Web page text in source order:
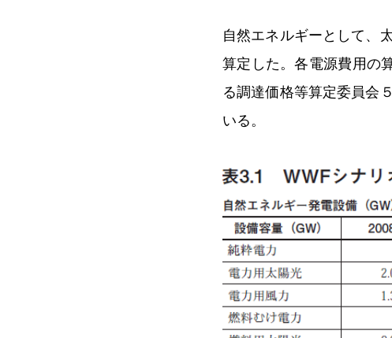
自然エネルギーとして、
算定した。各電源費用の
る調達価格等算定委員会
いる。